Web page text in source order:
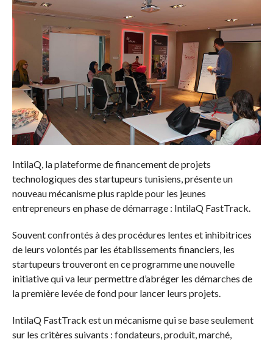
IntilaQ, la plateforme de financement de projets
technologiques des startupeurs tunisiens, présente un
nouveau mécanisme plus rapide pour les jeunes
entrepreneurs en phase de démarrage : IntilaQ FastTrack.
Souvent confrontés à des procédures lentes et inhibitrices
de leurs volontés par les établissements financiers, les
startupeurs trouveront en ce programme une nouvelle
initiative qui va leur permettre d’abréger les démarches de
la première levée de fond pour lancer leurs projets.
IntilaQ FastTrack est un mécanisme qui se base seulement
sur les critères suivants : fondateurs, produit, marché,